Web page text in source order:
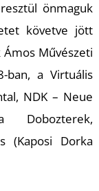
önmaguk
követve jött
Ámos Művészeti
ban, a Virtuális
NDK – Neue
Dobozterek,
(Kaposi Dorka